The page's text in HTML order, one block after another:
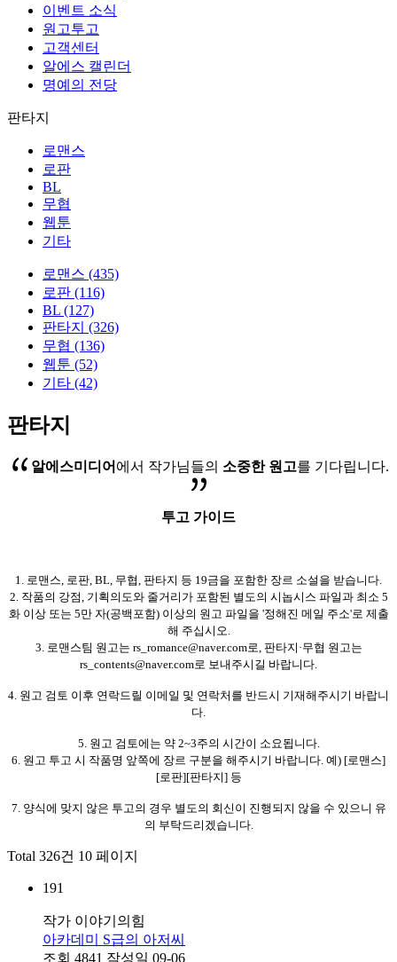
이벤트 소식
원고투고
고객센터
알에스 캘린더
명예의 전당
판타지
로맨스
로판
BL
무협
웹툰
기타
로맨스 (435)
로판 (116)
BL (127)
판타지 (326)
무협 (136)
웹툰 (52)
기타 (42)
판타지
알에스미디어 에서 작가님들의 소중한 원고를 기다립니다.
투고 가이드
1. 로맨스, 로판, BL, 무협, 판타지 등 19금을 포함한 장르 소설을 받습니다.
2. 작품의 강점, 기획의도와 줄거리가 포함된 별도의 시놉시스 파일과 최소 5
화 이상 또는 5만 자(공백포함) 이상의 원고 파일을 '정해진 메일 주소'로 제출
해 주십시오.
3. 로맨스팀 원고는 rs_romance@naver.com로, 판타지·무협 원고는
rs_contents@naver.com로 보내주시길 바랍니다.
4. 원고 검토 이후 연락드릴 이메일 및 연락처를 반드시 기재해주시기 바랍니
다.
5. 원고 검토에는 약 2~3주의 시간이 소요됩니다.
6. 원고 투고 시 작품명 앞쪽에 장르 구분을 해주시기 바랍니다. 예) [로맨스]
[로판][판타지] 등
7. 양식에 맞지 않은 투고의 경우 별도의 회신이 진행되지 않을 수 있으니 유
의 부탁드리겠습니다.
Total 326건 10 페이지
191
작가 이야기의힘
아카데미 S급의 아저씨
조회 4841 작성일 09-06